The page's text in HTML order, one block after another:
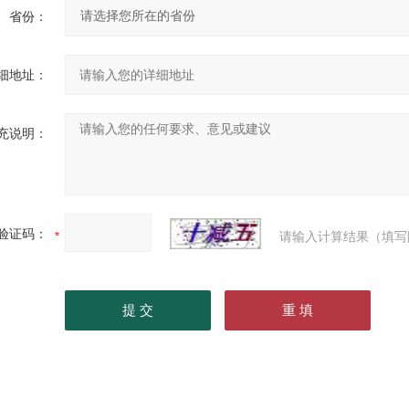
省份：
地址：
说明：
证码： 请输入计算结果（填